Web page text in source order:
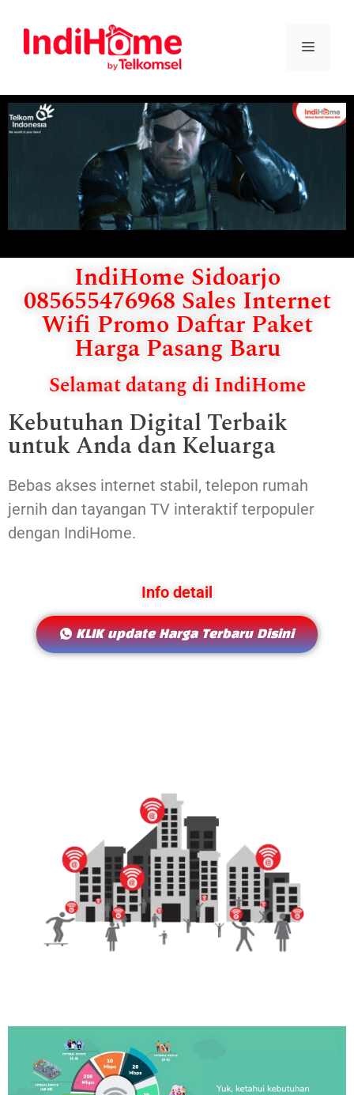
IndiHome Sidoarjo
085655476968 Sales Internet
Wifi Promo Daftar Paket
Harga Pasang Baru
Selamat datang di IndiHome
Kebutuhan Digital Terbaik
untuk Anda dan Keluarga
Bebas akses internet stabil, telepon rumah
jernih dan tayangan TV interaktif terpopuler
dengan IndiHome.
Info detail
KLIK update Harga Terbaru Disini